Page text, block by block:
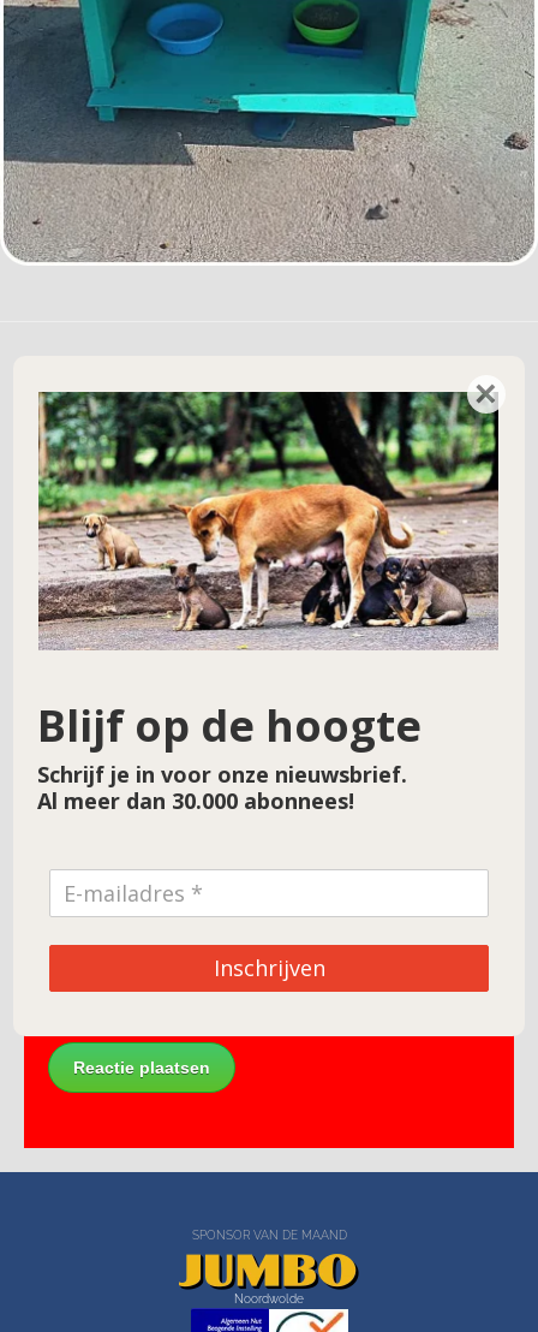
Geef een reactie
Je e-mailadres wordt niet gepubliceerd. Vereiste velden zijn gemarkeerd met*
Reactie*
Naam*
E-mail*
SPONSOR VAN DE MAAND
Noordwolde
×
Blijf op de hoogte
Schrijf je in voor onze nieuwsbrief.
Al meer dan 30.000 abonnees!
Inschrijven